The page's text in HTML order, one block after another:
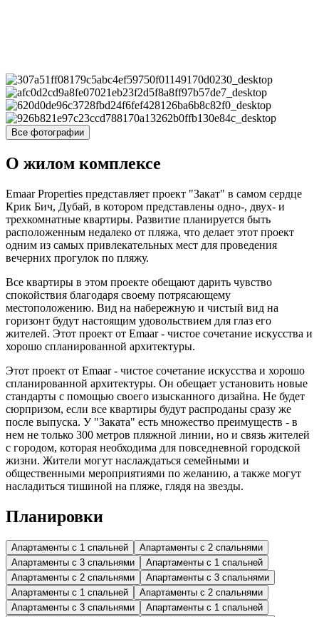
Все фотографии
О жилом комплексе
Emaar Properties представляет проект "Закат" в самом сердце
Крик Бич, Дубай, в котором представлены одно-, двух- и
трехкомнатные квартиры. Развитие планируется быть
расположенным недалеко от пляжа, что делает этот проект
одним из самых привлекательных мест для проведения
вечерних прогулок по пляжу.
Все квартиры в этом проекте обещают дарить чувство
спокойствия благодаря своему потрясающему
местоположению. Вид на набережную и чистый вид на
горизонт будут настоящим удовольствием для глаз его
жителей. Этот проект от Emaar - чистое сочетание искусства и
хорошо спланированной архитектуры.
Этот проект от Emaar - чистое сочетание искусства и хорошо
спланированной архитектуры. Он обещает установить новые
стандарты с помощью своего изысканного дизайна. Не будет
сюрпризом, если все квартиры будут распроданы сразу же
после выпуска. У "Заката" есть множество преимуществ - в
нем не только 300 метров пляжной линии, но и связь жителей
с городом, которая необходима для повседневной городской
жизни. Жители могут наслаждаться семейными и
общественными мероприятиями по желанию, а также могут
насладиться тишиной на пляже, глядя на звезды.
Планировки
Апартаменты с 1 спальней
Апартаменты с 2 спальнями
Апартаменты с 3 спальнями
Апартаменты с 1 спальней
Апартаменты с 2 спальнями
Апартаменты с 3 спальнями
Апартаменты с 1 спальней
Апартаменты с 2 спальнями
Апартаменты с 3 спальнями
Апартаменты с 1 спальней